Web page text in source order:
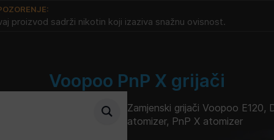
proizvod sadrži nikotin koji izaziva snažnu ovisnost.
Voopoo PnP X grijači
Zamjenski grijači Voopoo E120,
atomizer, PnP X atomizer